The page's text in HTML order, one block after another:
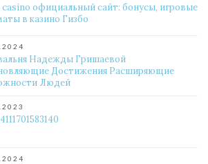
casino официальный сайт: бонусы, игровые
в казино Гизбо
Надежды Гришаевой
Достижения Расширяющие
Людей